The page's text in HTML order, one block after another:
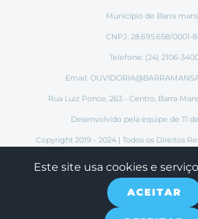
Município de Barra
CNPJ: 28.695.658/0001-
Telefone: (24) 2106-
Email:
Rua Luiz Ponce, 263 - Centro, Barra
Desenvolvido pela equipe de TI
Copyright 2019 - 2024 | Todos os Direitos
Municipal de Barra Mansa
Este site usa cookies e
ACEITAR